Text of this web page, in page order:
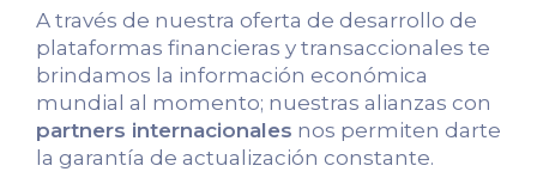
A través de nuestra oferta de desarrollo de
plataformas financieras y transaccionales te
brindamos la información económica
mundial al momento; nuestras alianzas con
partners internacionales nos permiten darte
la garantía de actualización constante.